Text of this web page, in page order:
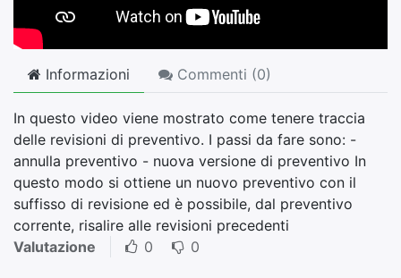
Informazioni Commenti (0)
In questo video viene mostrato come tenere traccia
delle revisioni di preventivo. I passi da fare sono: -
annulla preventivo - nuova versione di preventivo In
questo modo si ottiene un nuovo preventivo con il
suffisso di revisione ed è possibile, dal preventivo
corrente, risalire alle revisioni precedenti
Valutazione
0 0